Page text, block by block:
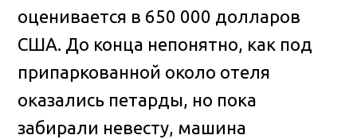
оценивается в 650 000 долларов
США. До конца непонятно, как под
припаркованной около отеля
оказались петарды, но пока
забирали невесту, машина